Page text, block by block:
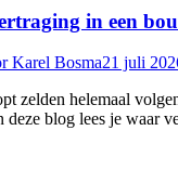
in een
Karel Bosma21 juli
zelden helemaal
deze blog lees je waar